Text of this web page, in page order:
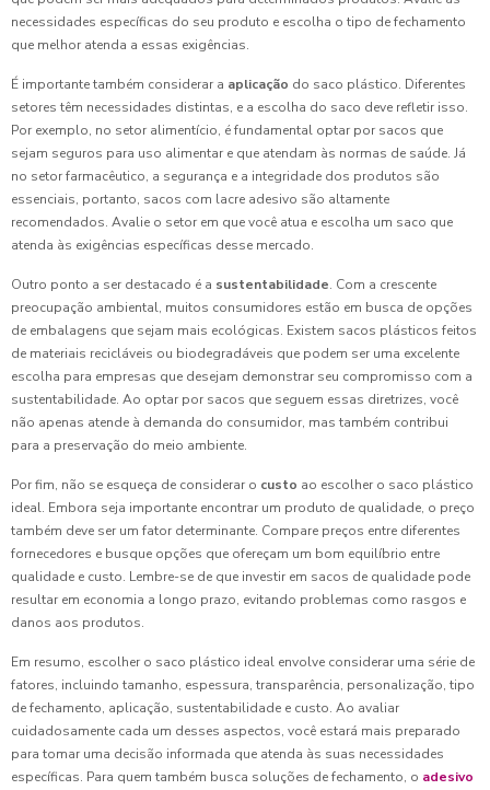
necessidades específicas do seu produto e escolha o tipo de fechamento
que melhor atenda a essas exigências.
É importante também considerar a aplicação do saco plástico. Diferentes
setores têm necessidades distintas, e a escolha do saco deve refletir isso.
Por exemplo, no setor alimentício, é fundamental optar por sacos que
sejam seguros para uso alimentar e que atendam às normas de saúde. Já
no setor farmacêutico, a segurança e a integridade dos produtos são
essenciais, portanto, sacos com lacre adesivo são altamente
recomendados. Avalie o setor em que você atua e escolha um saco que
atenda às exigências específicas desse mercado.
Outro ponto a ser destacado é a sustentabilidade. Com a crescente
preocupação ambiental, muitos consumidores estão em busca de opções
de embalagens que sejam mais ecológicas. Existem sacos plásticos feitos
de materiais recicláveis ou biodegradáveis que podem ser uma excelente
escolha para empresas que desejam demonstrar seu compromisso com a
sustentabilidade. Ao optar por sacos que seguem essas diretrizes, você
não apenas atende à demanda do consumidor, mas também contribui
para a preservação do meio ambiente.
Por fim, não se esqueça de considerar o custo ao escolher o saco plástico
ideal. Embora seja importante encontrar um produto de qualidade, o preço
também deve ser um fator determinante. Compare preços entre diferentes
fornecedores e busque opções que ofereçam um bom equilíbrio entre
qualidade e custo. Lembre-se de que investir em sacos de qualidade pode
resultar em economia a longo prazo, evitando problemas como rasgos e
danos aos produtos.
Em resumo, escolher o saco plástico ideal envolve considerar uma série de
fatores, incluindo tamanho, espessura, transparência, personalização, tipo
de fechamento, aplicação, sustentabilidade e custo. Ao avaliar
cuidadosamente cada um desses aspectos, você estará mais preparado
para tomar uma decisão informada que atenda às suas necessidades
específicas. Para quem também busca soluções de fechamento, o adesivo